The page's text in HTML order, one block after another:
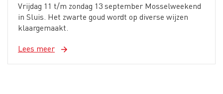
Vrijdag 11 t/m zondag 13 september Mosselweekend
in Sluis. Het zwarte goud wordt op diverse wijzen
klaargemaakt.
Lees meer
arrow_forward